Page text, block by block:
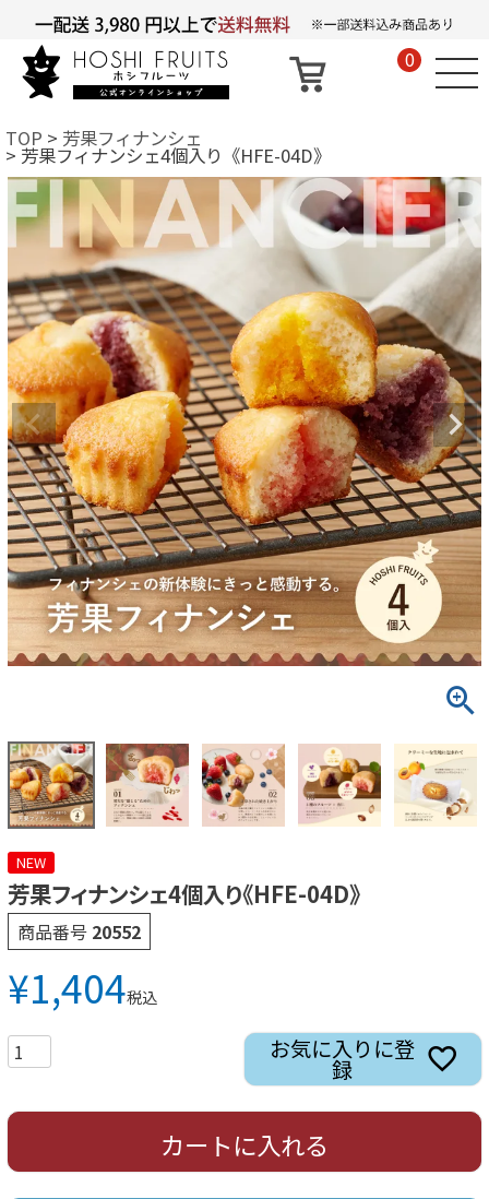
0
TOP 芳果フィナンシェ
芳果フィナンシェ4個入り《HFE-04D》
NEW
芳果フィナンシェ4個入り《HFE-04D》
商品番号 20552
¥1,404税込
お気に入りに登
録
カートに入れる